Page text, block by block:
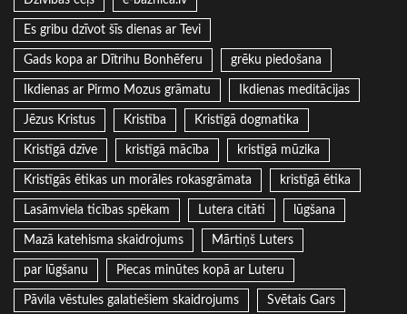
Es gribu dzīvot šīs dienas ar Tevi
Gads kopa ar Dītrihu Bonhēferu grēku piedošana
Ikdienas ar Pirmo Mozus grāmatu Ikdienas meditācijas
Jēzus Kristus Kristība Kristīgā dogmatika
Kristīgā dzīve kristīgā mācība kristīgā mūzika
Kristīgās ētikas un morāles rokasgrāmata kristīgā ētika
Lasāmviela ticības spēkam Lutera citāti lūgšana
Mazā katehisma skaidrojums Mārtiņš Luters
par lūgšanu Piecas minūtes kopā ar Luteru
Pāvila vēstules galatiešiem skaidrojums Svētais Gars